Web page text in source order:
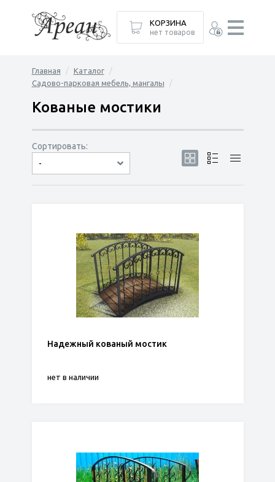
Главная
Каталог
Садово-парковая мебель, мангалы
Кованые мостики
Сортировать:
-
по популярности
сначала дешёвые
сначала дорогие
Надежный кованый мостик
нет в наличии
КОРЗИНА
нет товаров